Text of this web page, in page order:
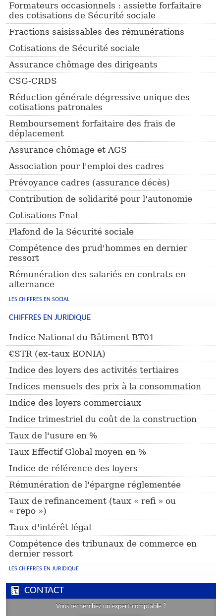
Formateurs occasionnels : assiette forfaitaire
des cotisations de Sécurité sociale
Fractions saisissables des rémunérations
Cotisations de Sécurité sociale
Assurance chômage des dirigeants
CSG-CRDS
Réduction générale dégressive unique des
cotisations patronales
Remboursement forfaitaire des frais de
déplacement
Assurance chômage et AGS
Association pour l'emploi des cadres
Prévoyance cadres (assurance décès)
Contribution de solidarité pour l'autonomie
Cotisations Fnal
Plafond de la Sécurité sociale
Compétence des prud'hommes en dernier
ressort
Rémunération des salariés en contrats en
alternance
LES CHIFFRES EN SOCIAL
CHIFFRES EN JURIDIQUE
Indice National du Bâtiment BT01
€STR (ex-taux EONIA)
Indice des loyers des activités tertiaires
Indices mensuels des prix à la consommation
Indice des loyers commerciaux
Indice trimestriel du coût de la construction
Taux de l'usure en %
Taux Effectif Global moyen en %
Indice de référence des loyers
Rémunération de l'épargne réglementée
Taux de refinancement (taux « refi » ou
« repo »)
Taux d'intérêt légal
Compétence des tribunaux de commerce en
dernier ressort
LES CHIFFRES EN JURIDIQUE
CONTACT
Vous recherchez un expert-comptable ?